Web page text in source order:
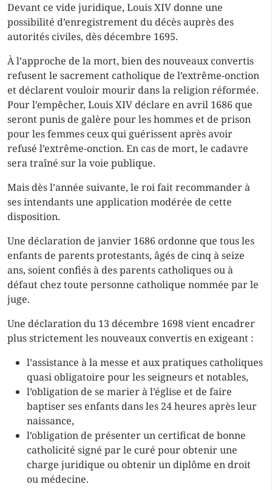
Devant ce vide juridique, Louis XIV donne une
possibilité d’enregistrement du décès auprès des
autorités civiles, dès décembre 1695.
À l’approche de la mort, bien des nouveaux convertis
refusent le sacrement catholique de l’extrême-onction
et déclarent vouloir mourir dans la religion réformée.
Pour l’empêcher, Louis XIV déclare en avril 1686 que
seront punis de galère pour les hommes et de prison
pour les femmes ceux qui guérissent après avoir
refusé l’extrême-onction. En cas de mort, le cadavre
sera traîné sur la voie publique.
Mais dès l’année suivante, le roi fait recommander à
ses intendants une application modérée de cette
disposition.
Une déclaration de janvier 1686 ordonne que tous les
enfants de parents protestants, âgés de cinq à seize
ans, soient confiés à des parents catholiques ou à
défaut chez toute personne catholique nommée par le
juge.
Une déclaration du 13 décembre 1698 vient encadrer
plus strictement les nouveaux convertis en exigeant :
l’assistance à la messe et aux pratiques catholiques
quasi obligatoire pour les seigneurs et notables,
l’obligation de se marier à l’église et de faire
baptiser ses enfants dans les 24 heures après leur
naissance,
l’obligation de présenter un certificat de bonne
catholicité signé par le curé pour obtenir une
charge juridique ou obtenir un diplôme en droit
ou médecine.